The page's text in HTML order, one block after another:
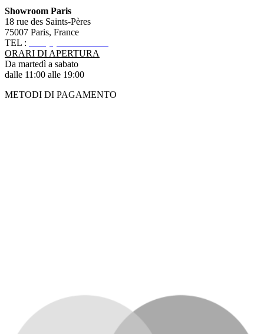
Showroom Paris
18 rue des Saints-Pères
75007 Paris, France
TEL :
ORARI DI APERTURA
Da martedì a sabato
dalle 11:00 alle 19:00
METODI DI PAGAMENTO